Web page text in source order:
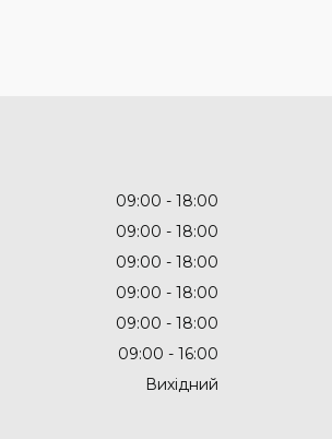
09:00
18:00
09:00
18:00
09:00
18:00
09:00
18:00
09:00
18:00
09:00
16:00
Вихідний